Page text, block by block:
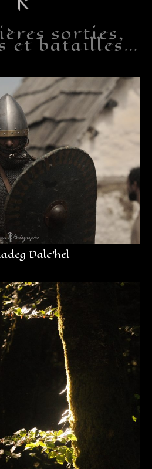
sorties,
et batailles…
Dalc’hel